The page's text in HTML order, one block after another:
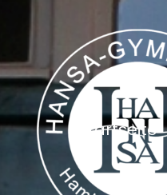
Startseite